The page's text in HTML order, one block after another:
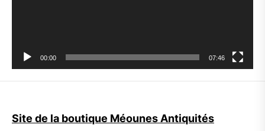
00:00 07:46
Site de la boutique Méounes Antiquités